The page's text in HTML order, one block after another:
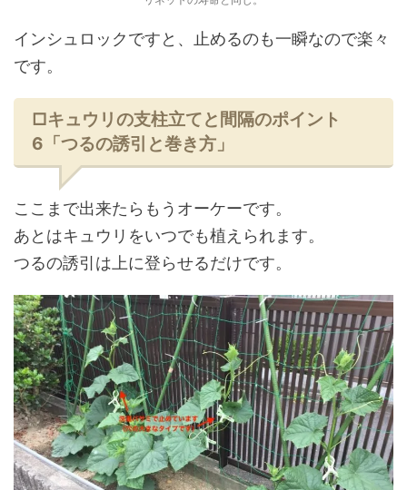
インシュロックですと、止めるのも一瞬なので楽々
です。
□キュウリの支柱立てと間隔のポイント
6「つるの誘引と巻き方」
ここまで出来たらもうオーケーです。
あとはキュウリをいつでも植えられます。
つるの誘引は上に登らせるだけです。